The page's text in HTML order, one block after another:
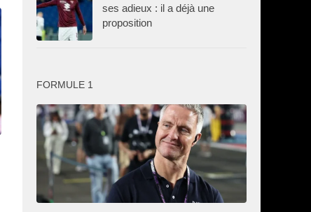
ses adieux : il a déjà une
proposition
FORMULE 1